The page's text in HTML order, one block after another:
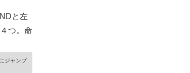
と左
つ。命
ジャンプ